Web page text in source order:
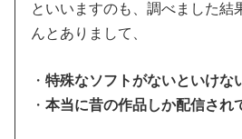
といいますのも、調べました結
んとありまして、
・特殊なソフトがないといけな
・本当に昔の作品しか配信され